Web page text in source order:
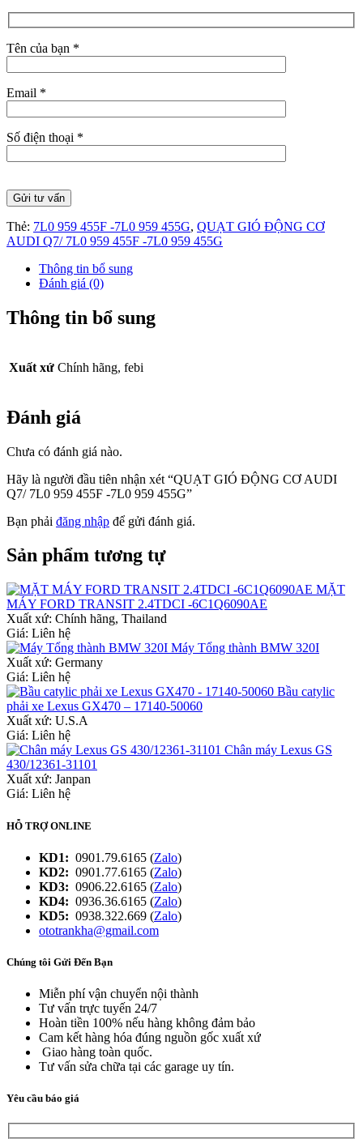
Tên của bạn *
Email *
Số điện thoại *
Thẻ: 7L0 959 455F -7L0 959 455G, QUẠT GIÓ ĐỘNG CƠ
AUDI Q7/ 7L0 959 455F -7L0 959 455G
Thông tin bổ sung
Đánh giá (0)
Thông tin bổ sung
Xuất xứ Chính hãng, febi
Đánh giá
Chưa có đánh giá nào.
Hãy là người đầu tiên nhận xét “QUẠT GIÓ ĐỘNG CƠ AUDI
Q7/ 7L0 959 455F -7L0 959 455G”
Bạn phải đăng nhập để gửi đánh giá.
Sản phẩm tương tự
MẶT
MÁY FORD TRANSIT 2.4TDCI -6C1Q6090AE
Xuất xứ: Chính hãng, Thailand
Giá: Liên hệ
Máy Tổng thành BMW 320I
Xuất xứ: Germany
Giá: Liên hệ
Bầu catylic
phải xe Lexus GX470 – 17140-50060
Xuất xứ: U.S.A
Giá: Liên hệ
Chân máy Lexus GS
430/12361-31101
Xuất xứ: Janpan
Giá: Liên hệ
HỖ TRỢ ONLINE
KD1: 0901.79.6165 (Zalo)
KD2: 0901.77.6165 (Zalo)
KD3: 0906.22.6165 (Zalo)
KD4: 0936.36.6165 (Zalo)
KD5: 0938.322.669 (Zalo)
ototrankha@gmail.com
Chúng tôi Gửi Đến Bạn
Miễn phí vận chuyển nội thành
Tư vấn trực tuyến 24/7
Hoàn tiền 100% nếu hàng không đảm bảo
Cam kết hàng hóa đúng nguồn gốc xuất xứ
Giao hàng toàn quốc.
Tư vấn sửa chữa tại các garage uy tín.
Yêu cầu báo giá